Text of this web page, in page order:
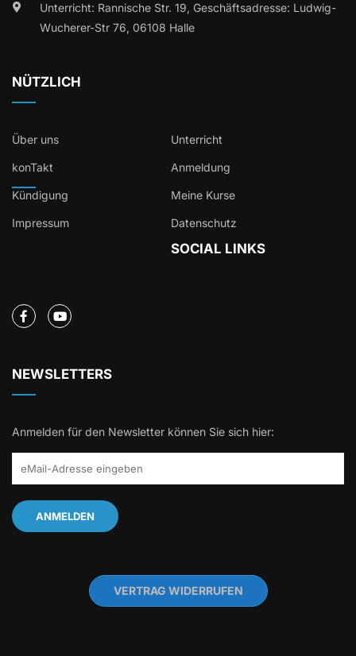
Unterricht: Rannische Str. 19, Geschäftsadresse: Ludwig-
Wucherer-Str 76, 06108 Halle
NÜTZLICH
Über uns Unterricht
konTakt Anmeldung
Kündigung Meine Kurse
Impressum Datenschutz
SOCIAL LINKS
NEWSLETTERS
Anmelden für den Newsletter können Sie sich hier:
VERTRAG WIDERRUFEN